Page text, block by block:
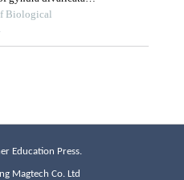
Education Press.
Magtech Co. Ltd